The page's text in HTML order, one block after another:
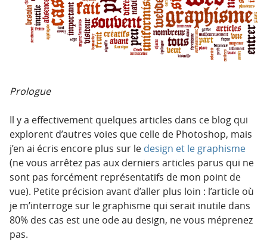
Prologue
Il y a effectivement quelques articles dans ce blog qui
explorent d’autres voies que celle de Photoshop, mais
j’en ai écris encore plus sur le design et le graphisme
(ne vous arrêtez pas aux derniers articles parus qui ne
sont pas forcément représentatifs de mon point de
vue). Petite précision avant d’aller plus loin : l’article où
je m’interroge sur le graphisme qui serait inutile dans
80% des cas est une ode au design, ne vous méprenez
pas.